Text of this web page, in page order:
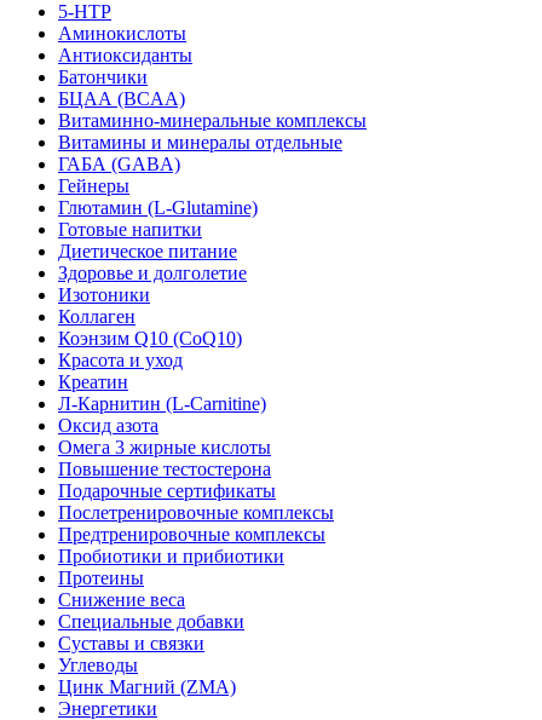
5-HTP
Аминокислоты
Антиоксиданты
Батончики
БЦАА (BCAA)
Витаминно-минеральные комплексы
Витамины и минералы отдельные
ГАБА (GABA)
Гейнеры
Глютамин (L-Glutamine)
Готовые напитки
Диетическое питание
Здоровье и долголетие
Изотоники
Коллаген
Коэнзим Q10 (CoQ10)
Красота и уход
Креатин
Л-Карнитин (L-Сarnitine)
Оксид азота
Омега 3 жирные кислоты
Повышение тестостерона
Подарочные сертификаты
Послетренировочные комплексы
Предтренировочные комплексы
Пробиотики и прибиотики
Протеины
Снижение веса
Специальные добавки
Суставы и связки
Углеводы
Цинк Магний (ZMA)
Энергетики